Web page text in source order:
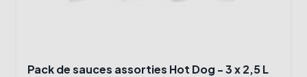
Pack de sauces assorties Hot Dog - 3 x 2,5 L